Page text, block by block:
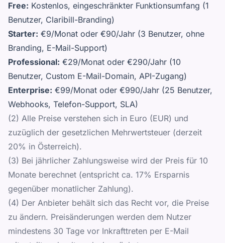
Free: Kostenlos, eingeschränkter Funktionsumfang (1
Benutzer, Claribill-Branding)
Starter: €9/Monat oder €90/Jahr (3 Benutzer, ohne
Branding, E-Mail-Support)
Professional: €29/Monat oder €290/Jahr (10
Benutzer, Custom E-Mail-Domain, API-Zugang)
Enterprise: €99/Monat oder €990/Jahr (25 Benutzer,
Webhooks, Telefon-Support, SLA)
(2) Alle Preise verstehen sich in Euro (EUR) und
zuzüglich der gesetzlichen Mehrwertsteuer (derzeit
20% in Österreich).
(3) Bei jährlicher Zahlungsweise wird der Preis für 10
Monate berechnet (entspricht ca. 17% Ersparnis
gegenüber monatlicher Zahlung).
(4) Der Anbieter behält sich das Recht vor, die Preise
zu ändern. Preisänderungen werden dem Nutzer
mindestens 30 Tage vor Inkrafttreten per E-Mail